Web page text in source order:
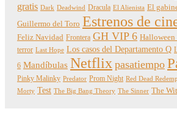
gratis Dark Deadwind Dracula El Alienista El
Guillermo del Toro Estrenos de
Feliz Navidad Frontera GH VIP 6 Halloween
terror Last Hope Los casos del Departamento Q
6 Mandíbulas Netflix pasatiempo
Pinky Malinky Predator Prom Night Red Dead
Morty Test The Big Bang Theory The Sinner The